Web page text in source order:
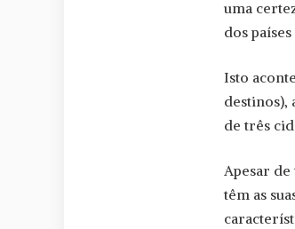
uma
dos
Isto
destinos),
de três
Apesar
têm as